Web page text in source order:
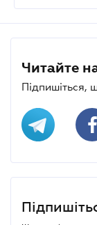
Читайте
Підпишіться,